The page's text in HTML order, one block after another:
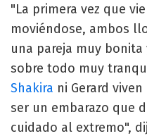
"La primera vez que
moviéndose, ambos
una pareja muy
sobre todo muy
Shakira ni Gerard
ser un embarazo que
cuidado al extremo",